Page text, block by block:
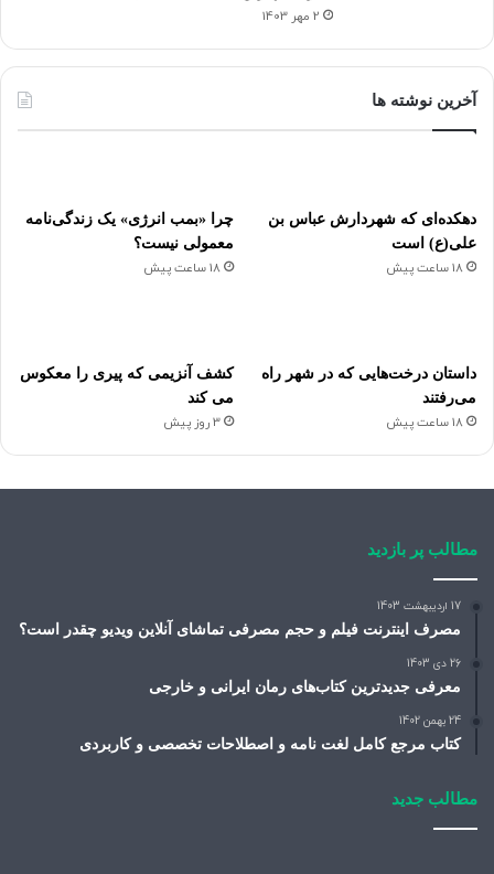
2 مهر 1403
آخرین نوشته ها
دهکده‌ای که شهردارش عباس بن
علی(ع) است
18 ساعت پیش
چرا «بمب انرژی» یک زندگی‌نامه
معمولی نیست؟
18 ساعت پیش
داستان درخت‌هایی که در شهر راه
می‌رفتند
18 ساعت پیش
کشف آنزیمی که پیری را معکوس
می کند
3 روز پیش
مطالب پر بازدید
17 اردیبهشت 1403
مصرف اینترنت فیلم و حجم مصرفی تماشای آنلاین ویدیو چقدر است؟
26 دی 1403
معرفی جدیدترین کتاب‌های رمان ایرانی و خارجی
24 بهمن 1402
کتاب مرجع کامل لغت نامه و اصطلاحات تخصصی و کاربردی
مطالب جدید